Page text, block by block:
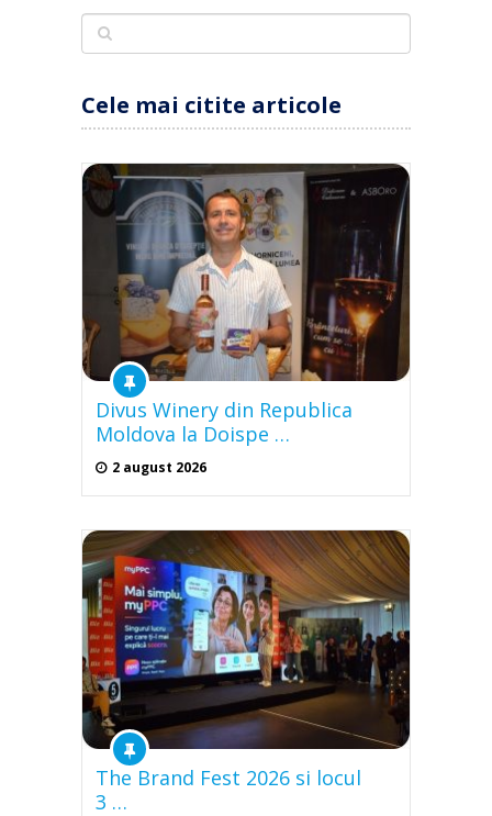
Cele mai citite articole
Divus Winery din Republica
Moldova la Doispe …
2 august 2026
The Brand Fest 2026 si locul
3 …